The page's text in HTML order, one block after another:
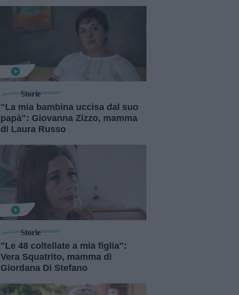
Storie
"La mia bambina uccisa dal suo
papà": Giovanna Zizzo, mamma
di Laura Russo
Storie
"Le 48 coltellate a mia figlia":
Vera Squatrito, mamma di
Giordana Di Stefano